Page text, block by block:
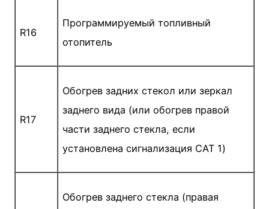
R16
Программируемый топливный
отопитель
R17
Обогрев задних стекол или зеркал
заднего вида (или обогрев правой
части заднего стекла, если
установлена сигнализация CAT 1)
Обогрев заднего стекла (правая